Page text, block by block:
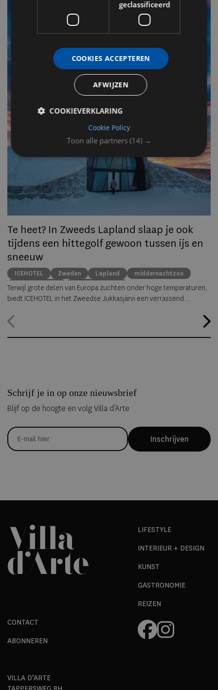
Te heet? In Zweeds Lapland slaap je ook
tijdens een hittegolf gewoon tussen ijs en
sneeuw
ICEHOTEL Zweden Lapland
middernachtzon
summer travel
Arctische reizen
Terwijl grote delen van Europa zuchten onder hoge temperaturen,
biedt ICEHOTEL in het Zweedse Jukkasjärvi een verrassend
hele jaar geopend, waardoor gasten zelfs midden in de zomer
kunnen overnachten in met de hand uit ijs vervaardigde Art Suites.
Schrijf je in op onze nieuwsbrief
Blijf op de hoogte en volg Villa d’Arte
Inschrijven
LIFESTYLE
INTERIEUR + DESIGN
KUNST
GASTRONOMIE
REIZEN
CONTACT
ABONNEREN
VILLA D’ARTE
Toon alle partners (14) →
geclassificeerd
COOKIES ACCEPTEREN
AFWIJZEN
COOKIEVERKLARING
Cookie Policy